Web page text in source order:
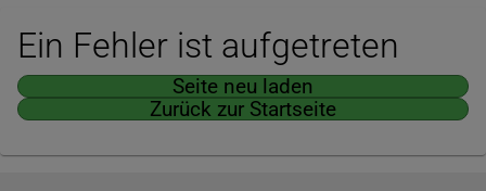
Ein Fehler ist aufgetreten
Seite neu laden
Zurück zur Startseite